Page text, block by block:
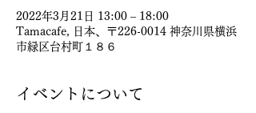
2022年3月21日 13:00 – 18:00
Tamacafe, 日本、〒226-0014 神奈川県横浜
市緑区台村町１８６
イベントについて